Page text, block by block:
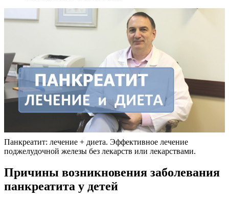
Панкреатит: лечение + диета. Эффективное лечение
поджелудочной железы без лекарств или лекарствами.
Причины возникновения заболевания
панкреатита у детей